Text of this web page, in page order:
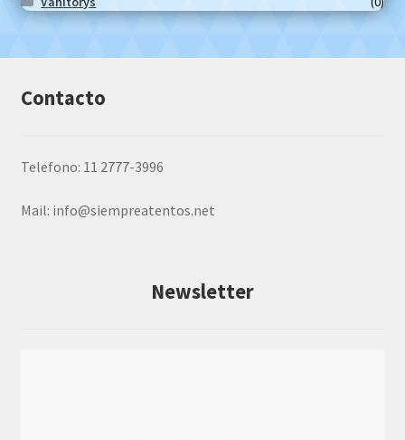
Contacto
Telefono: 11 2777-3996
Mail: info@siempreatentos.net
Newsletter